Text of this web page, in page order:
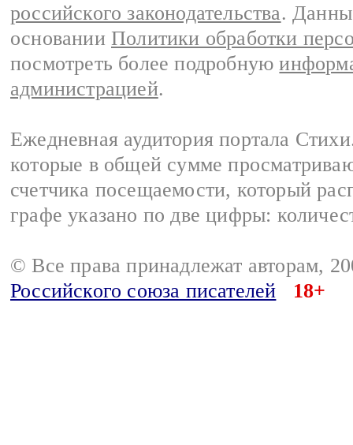
российского законодательства.
основании Политики обработки
посмотреть более подробную
администрацией.
Ежедневная аудитория портала
которые в общей сумме
счетчика посещаемости, который
графе указано по две цифры:
© Все права принадлежат авторам,
Российского союза писателей
18+